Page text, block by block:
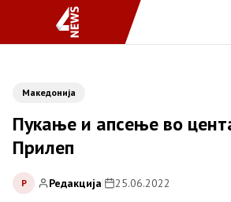
Македонија
Пукање и апсење во
Прилеп
Р Редакција| 25.06.2022